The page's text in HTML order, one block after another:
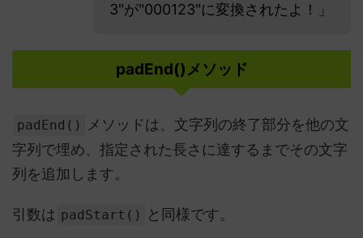
3"が"000123"に変換されたよ！」
padEnd()メソッド
padEnd()
メソッドは、文字列の終了部分を他の文
字列で埋め、指定された長さに達するまでその文字
列を追加します。
引数は padStart() と同様です。